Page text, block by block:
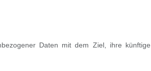
Daten mit dem Ziel, ihre künftige